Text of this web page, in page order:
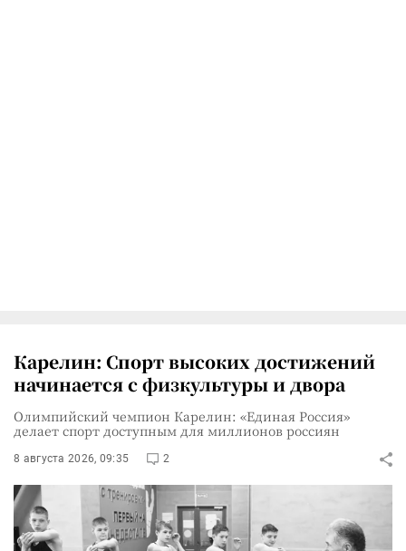
Карелин: Спорт высоких достижений
начинается с физкультуры и двора
Олимпийский чемпион Карелин: «Единая Россия»
делает спорт доступным для миллионов россиян
8 августа 2026, 09:35 2